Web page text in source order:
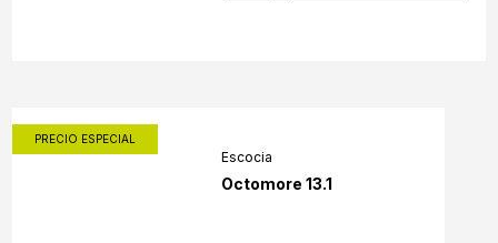
PRECIO ESPECIAL
Escocia
Octomore 13.1